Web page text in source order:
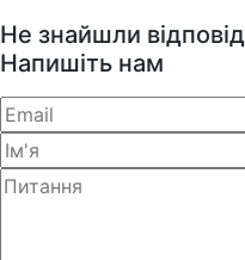
Не знайшли
Напишіть нам